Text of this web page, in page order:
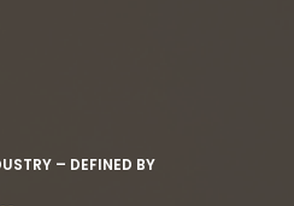
– DEFINED BY